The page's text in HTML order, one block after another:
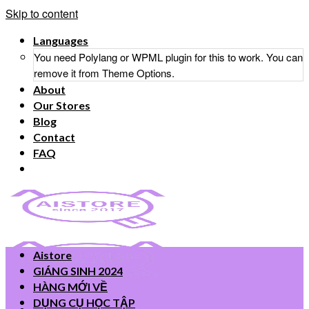
Skip to content
Languages
You need Polylang or WPML plugin for this to work. You can
remove it from Theme Options.
About
Our Stores
Blog
Contact
FAQ
Aistore
GIÁNG SINH 2024
HÀNG MỚI VỀ
DỤNG CỤ HỌC TẬP